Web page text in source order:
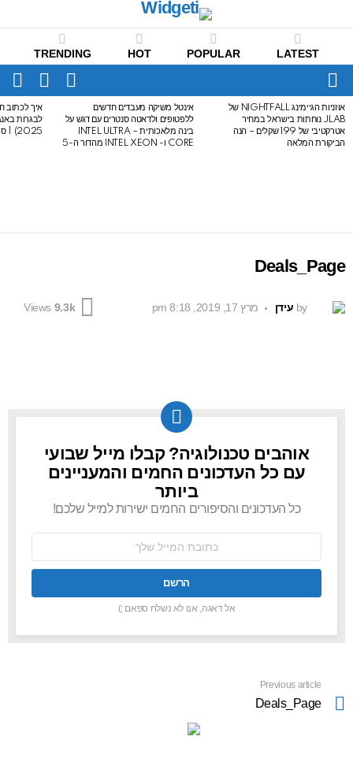
LATEST
POPULAR
HOT
TRENDING
Menu
SWITCH
SKIN
LATEST
STORIES
אוזניות הגיימינג NIGHTFALL של
JLAB נוחתות בישראל במחיר
אטרקטיבי של 199 שקלים – הנה
הביקורת המלאה
אינטל משיקה מעבדים חדשים
ללפטופים ולדאטה סנטרים עם דגש על
בינה מלאכותית – INTEL ULTRA
CORE ו- INTEL XEON מהדור ה-5
איך לכתוב
2025) | סיכום לבגרות באנגלית
Deals_Page
by עידן מרץ 17, 2019, 8:18 pm 9.3k
Views
NEWSLETTER
אוהבים טכנולוגיה? קבלו מייל שבועי
עם כל העדכונים החמים והמעניינים
ביותר
כל העדכונים והסיפורים החמים ישירות למייל שלכם!
אל דאגה, אנו לא נשלח ספאם :)
more
Previous article
Deals_Page